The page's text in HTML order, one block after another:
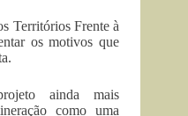
Territórios Frente à
os motivos que
ainda mais
como uma